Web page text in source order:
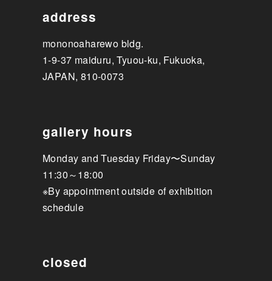
address
mononoaharewo bldg.
1-9-37 maiduru, Tyuou-ku, Fukuoka,
JAPAN, 810-0073
gallery hours
Monday and Tuesday Friday〜Sunday
11:30～18:00
※By appointment outside of exhibition
schedule
closed